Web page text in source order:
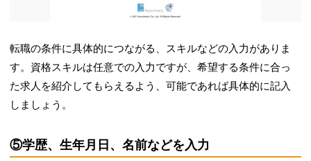
転職の条件に具体的につながる、スキルなどの入力がありま
す。資格スキルは任意での入力ですが、希望する条件に合っ
た求人を紹介してもらえるよう、可能であれば具体的に記入
しましょう。
⑤学歴、生年月日、名前などを入力